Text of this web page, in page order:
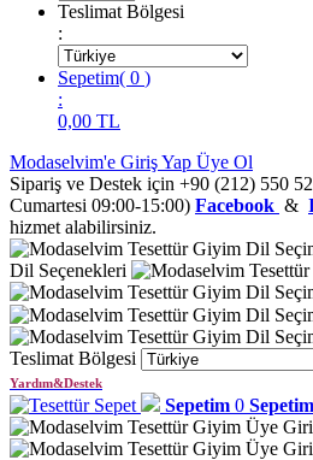
Teslimat Bölgesi
:
Sepetim( 0 )
:
0,00 TL
Modaselvim'e Giriş Yap Üye Ol
Sipariş ve Destek için +90 (212) 550
Cumartesi 09:00-15:00) Facebook &
hizmet alabilirsiniz.
Dil Seçenekleri
Teslimat Bölgesi
Yardım&Destek
Sepetim 0 Sepetim